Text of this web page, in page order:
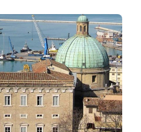
MONDO
DI
ARTE
E
CULTURA
–
MUSEI
GALLERIE
DA
VISITARE